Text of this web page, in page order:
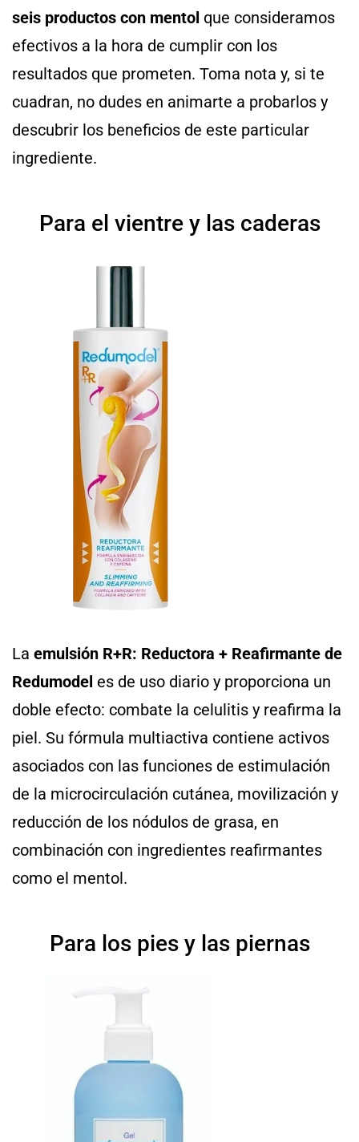
seis productos con mentol que consideramos
efectivos a la hora de cumplir con los
resultados que prometen. Toma nota y, si te
cuadran, no dudes en animarte a probarlos y
descubrir los beneficios de este particular
ingrediente.
Para el vientre y las caderas
La emulsión R+R: Reductora + Reafirmante de
Redumodel es de uso diario y proporciona un
doble efecto: combate la celulitis y reafirma la
piel. Su fórmula multiactiva contiene activos
asociados con las funciones de estimulación
de la microcirculación cutánea, movilización y
reducción de los nódulos de grasa, en
combinación con ingredientes reafirmantes
como el mentol.
Para los pies y las piernas